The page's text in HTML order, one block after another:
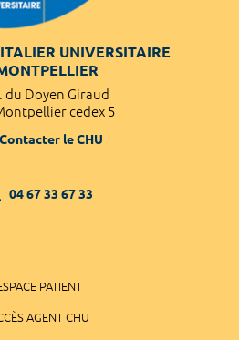
UNIVERSITAIRE
du Doyen Giraud
cedex 5
Contacter le CHU
04 67 33 67 33
PATIENT
AGENT CHU